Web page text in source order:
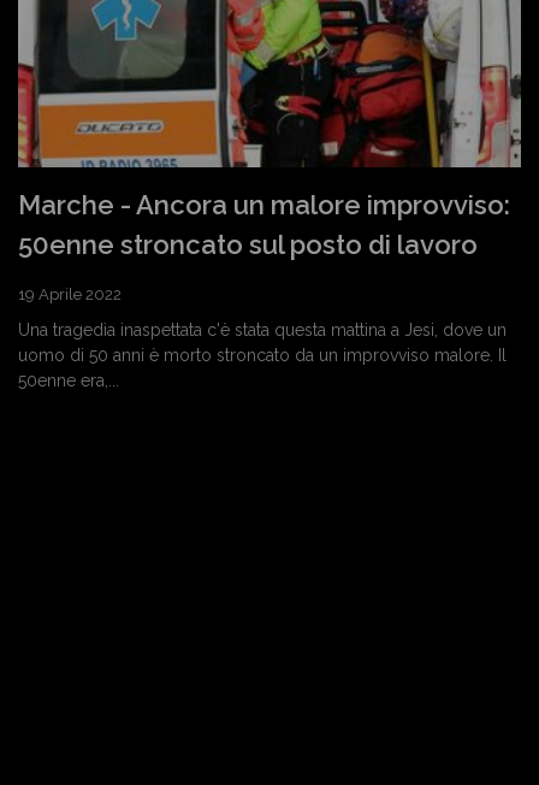
Marche - Ancora un malore improvviso:
50enne stroncato sul posto di lavoro
19 Aprile 2022
Una tragedia inaspettata c'è stata questa mattina a Jesi, dove un
uomo di 50 anni è morto stroncato da un improvviso malore. Il
50enne era,...